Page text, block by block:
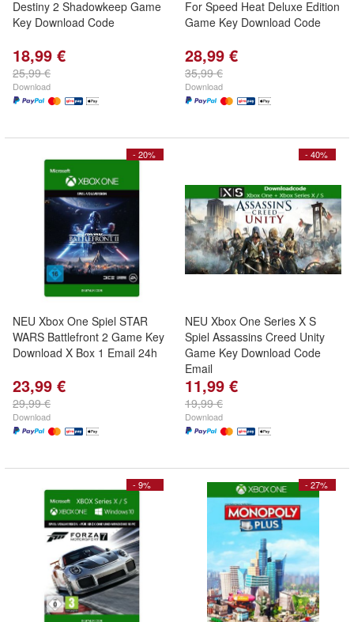
Destiny 2 Shadowkeep Game
Key Download Code
18,99 €
25,99 €
Download
For Speed Heat Deluxe Edition
Game Key Download Code
28,99 €
35,99 €
Download
- 20%
NEU Xbox One Spiel STAR
WARS Battlefront 2 Game Key
Download X Box 1 Email 24h
23,99 €
29,99 €
Download
- 40%
NEU Xbox One Series X S
Spiel Assassins Creed Unity
Game Key Download Code
Email
11,99 €
19,99 €
Download
- 9% - 27%